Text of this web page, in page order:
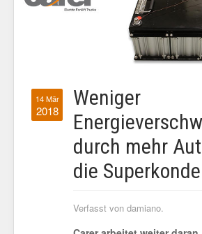
14 Mär
2018
Weniger
durch mehr
die
Verfasst von damiano.